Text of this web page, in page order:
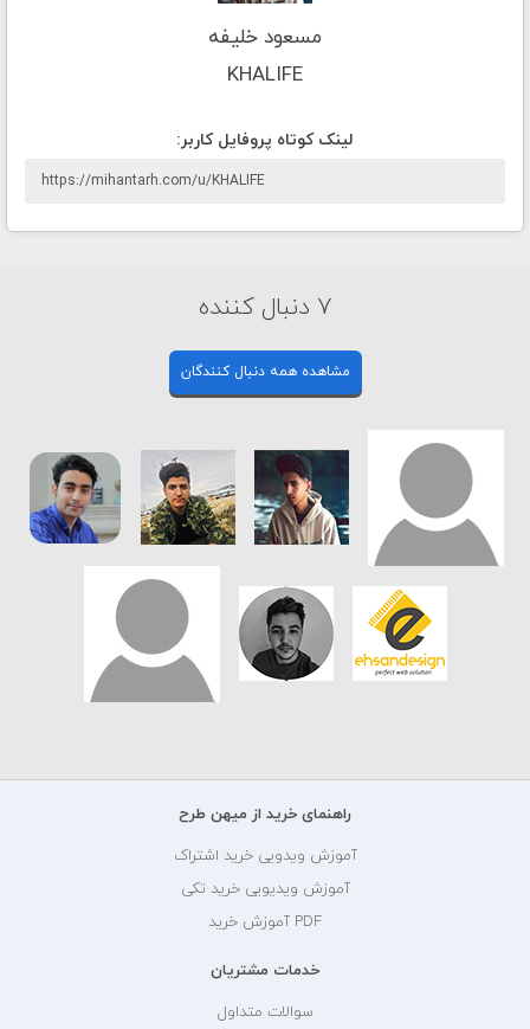
مسعود خلیفه
KHALIFE
لينک کوتاه پروفايل کاربر:
7 دنبال کننده
مشاهده همه دنبال کنندگان
راهنمای خرید از میهن طرح
آموزش ویدویی خرید اشتراک
آموزش ویدیویی خرید تکی
PDF آموزش خرید
خدمات مشتریان
سوالات متداول